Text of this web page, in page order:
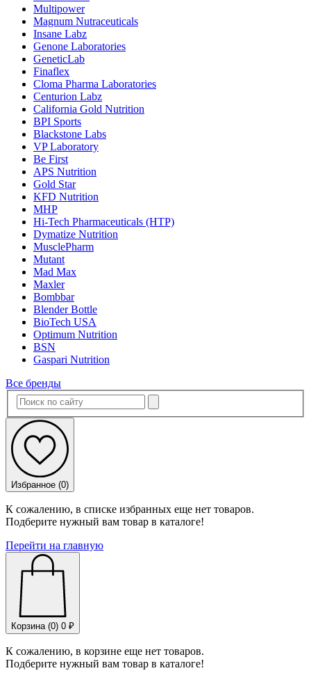
Multipower
Magnum Nutraceuticals
Insane Labz
Genone Laboratories
GeneticLab
Finaflex
Cloma Pharma Laboratories
Centurion Labz
California Gold Nutrition
BPI Sports
Blackstone Labs
VP Laboratory
Be First
APS Nutrition
Gold Star
KFD Nutrition
MHP
Hi-Tech Pharmaceuticals (HTP)
Dymatize Nutrition
MusclePharm
Mutant
Mad Max
Maxler
Bombbar
Blender Bottle
BioTech USA
Optimum Nutrition
BSN
Gaspari Nutrition
Все бренды
Избранное (0)
К сожалению, в списке избранных еще нет товаров.
Подберите нужный вам товар в каталоге!
Перейти на главную
Корзина (0) 0 ₽
К сожалению, в корзине еще нет товаров.
Подберите нужный вам товар в каталоге!